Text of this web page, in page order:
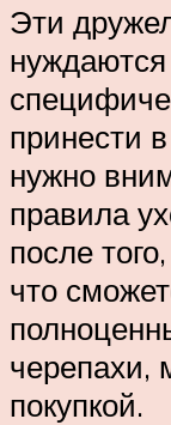
Эти
принести
нужно
правила
после
что
черепахи,
покупкой.